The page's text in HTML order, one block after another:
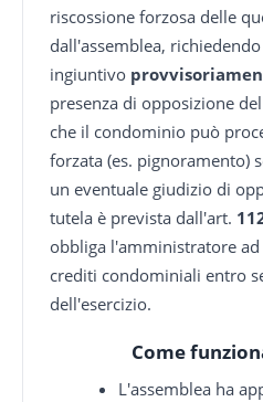
riscossione forzosa delle
dall'assemblea,
ingiuntivo
presenza di opposizione
che il condominio può
forzata (es. pignoramento)
un eventuale giudizio di
tutela è prevista dall'art.
obbliga l'amministratore
crediti condominiali entro
dell'esercizio.
Come
L'assemblea ha